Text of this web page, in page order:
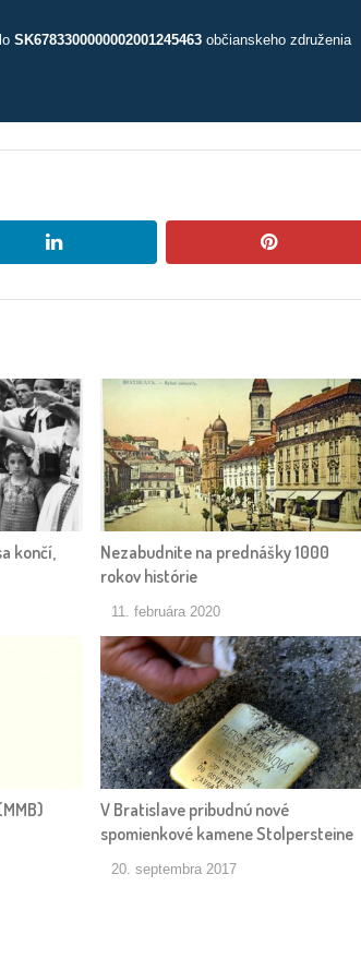
SK6783300000002001245463 občianskeho združenia
linkedin pinterest
končí,
Nezabudnite na prednášky 1000
rokov histórie
11. februára 2020
V Bratislave pribudnú nové
spomienkové kamene Stolpersteine
20. septembra 2017